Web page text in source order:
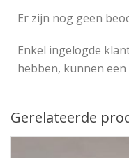
Er zijn nog geen
Enkel ingelogde
hebben, kunnen
Gerelateerde